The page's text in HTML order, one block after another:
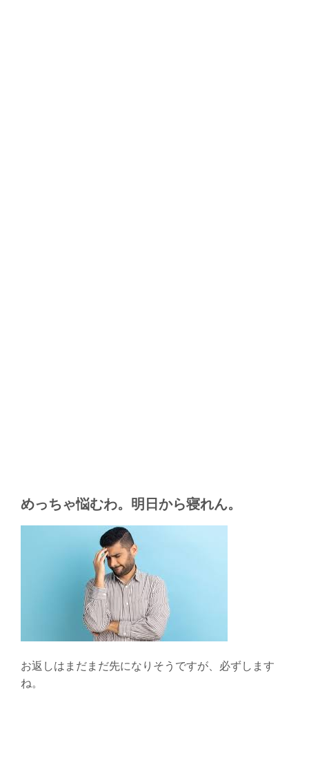
めっちゃ悩むわ。明日から寝れん。
お返しはまだまだ先になりそうですが、必ずします
ね。